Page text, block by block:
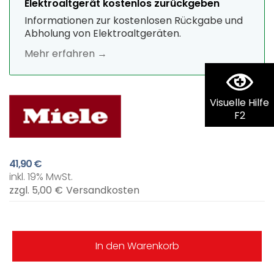
Visuelle Hilfe
F2
Elektroaltgerät kostenlos zurückgeben
Informationen zur kostenlosen Rückgabe und
Abholung von Elektroaltgeräten.
Mehr erfahren →
41,90 €
inkl. 19% MwSt.
zzgl. 5,00 € Versandkosten
In den Warenkorb